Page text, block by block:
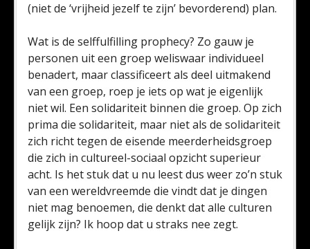
(niet de ‘vrijheid jezelf te zijn’ bevorderend) plan.
Wat is de selffulfilling prophecy? Zo gauw je
personen uit een groep weliswaar individueel
benadert, maar classificeert als deel uitmakend
van een groep, roep je iets op wat je eigenlijk
niet wil. Een solidariteit binnen die groep. Op zich
prima die solidariteit, maar niet als de solidariteit
zich richt tegen de eisende meerderheidsgroep
die zich in cultureel-sociaal opzicht superieur
acht. Is het stuk dat u nu leest dus weer zo’n stuk
van een wereldvreemde die vindt dat je dingen
niet mag benoemen, die denkt dat alle culturen
gelijk zijn? Ik hoop dat u straks nee zegt.